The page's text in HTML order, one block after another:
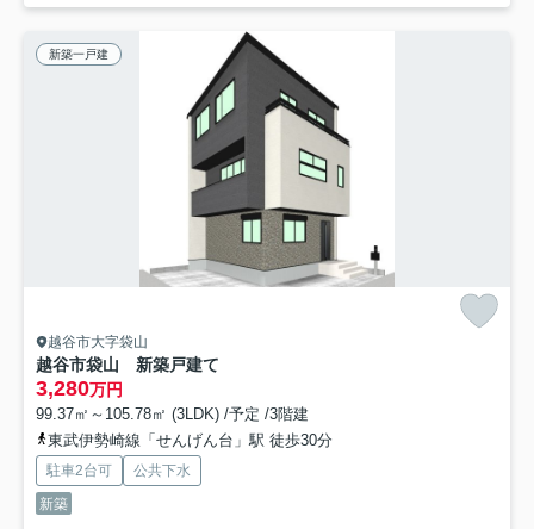
新築一戸建
越谷市大字袋山
越谷市袋山 新築戸建て
3,280万円
99.37㎡～105.78㎡ (3LDK) /予定 /3階建
東武伊勢崎線「せんげん台」駅 徒歩30分
駐車2台可
公共下水
新築